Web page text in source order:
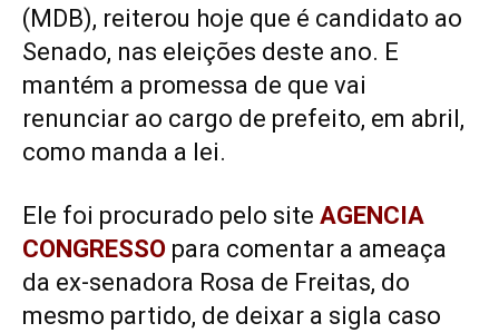
(MDB), reiterou hoje que é candidato ao
Senado, nas eleições deste ano. E
mantém a promessa de que vai
renunciar ao cargo de prefeito, em abril,
como manda a lei.
Ele foi procurado pelo site AGENCIA
CONGRESSO para comentar a ameaça
da ex-senadora Rosa de Freitas, do
mesmo partido, de deixar a sigla caso